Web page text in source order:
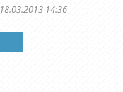
18.03.2013 14:36